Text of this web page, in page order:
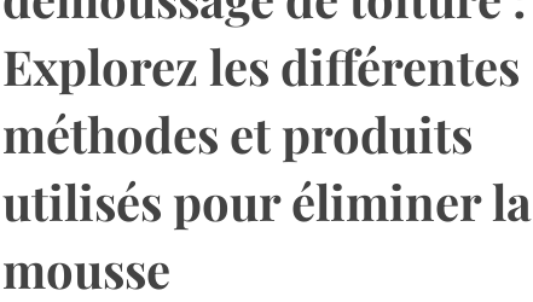
Explorez les différentes
méthodes et produits
utilisés pour éliminer la
mousse